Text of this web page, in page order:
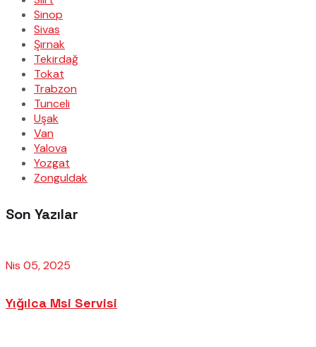
Sinop
Sivas
Şırnak
Tekirdağ
Tokat
Trabzon
Tunceli
Uşak
Van
Yalova
Yozgat
Zonguldak
Son Yazılar
Nis 05, 2025
Yığılca Msi Servisi